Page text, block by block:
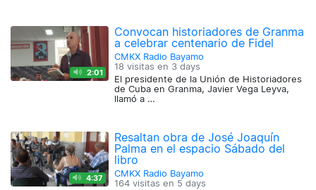
2:01
Convocan historiadores de Granma
a celebrar centenario de Fidel
CMKX Radio Bayamo
18 visitas en 3 days
El presidente de la Unión de Historiadores
de Cuba en Granma, Javier Vega Leyva,
llamó a …
4:37
Resaltan obra de José Joaquín
Palma en el espacio Sábado del
libro
CMKX Radio Bayamo
164 visitas en 5 days